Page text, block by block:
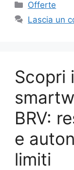
Categorie
Offerte
Lascia un
Scopri
BRV:
e
limiti